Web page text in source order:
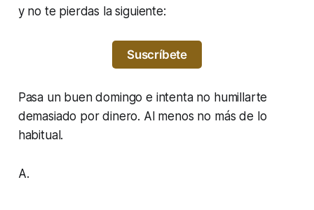
y no te pierdas la siguiente:
Suscríbete
Pasa un buen domingo e intenta no humillarte
demasiado por dinero. Al menos no más de lo
habitual.
A.